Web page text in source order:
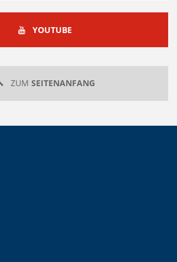
YOUTUBEYOUTUBE
ZUM SEITENANFANG